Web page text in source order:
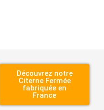
Découvrez notre
Citerne Fermée
fabriquée en
France